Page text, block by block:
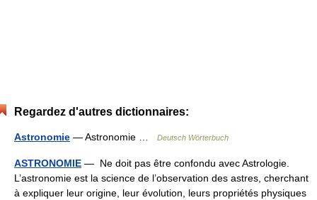
Regardez d'autres dictionnaires:
Astronomie — Astronomie … Deutsch Wörterbuch
ASTRONOMIE — Ne doit pas être confondu avec Astrologie.
L’astronomie est la science de l’observation des astres, cherchant
à expliquer leur origine, leur évolution, leurs propriétés physiques